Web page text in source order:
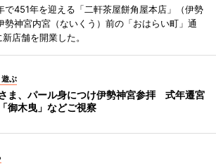
で451年を迎える「二軒茶屋餅角屋本店」（伊勢
勢神宮内宮（ないくう）前の「おはらい町」通
店舗を開業した。
遊ぶ
ま、パール身につけ伊勢神宮参拝 式年遷宮
御木曳」などご視察